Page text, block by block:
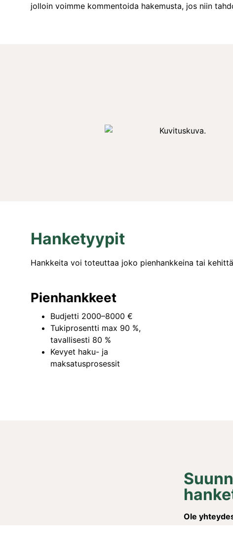
jolloin voimme kommentoida hakemusta, jos niin
Hanketyypit
Hankkeita voi toteuttaa joko pienhankkeina tai
Pienhankkeet
Budjetti 2000–8000 €
Tukiprosentti max 90 %,
tavallisesti 80 %
Kevyet haku- ja
maksatusprosessit
Ole